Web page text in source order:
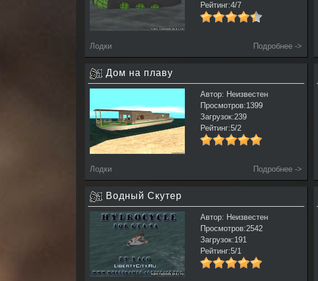
Рейтинг:4/7
Лодки Подробнее ->
Дом на плаву
Автор: Неизвестен
Просмотров:1399
Загрузок:239
Рейтинг:5/2
Лодки Подробнее ->
Водный Скутер
Автор: Неизвестен
Просмотров:2542
Загрузок:191
Рейтинг:5/1